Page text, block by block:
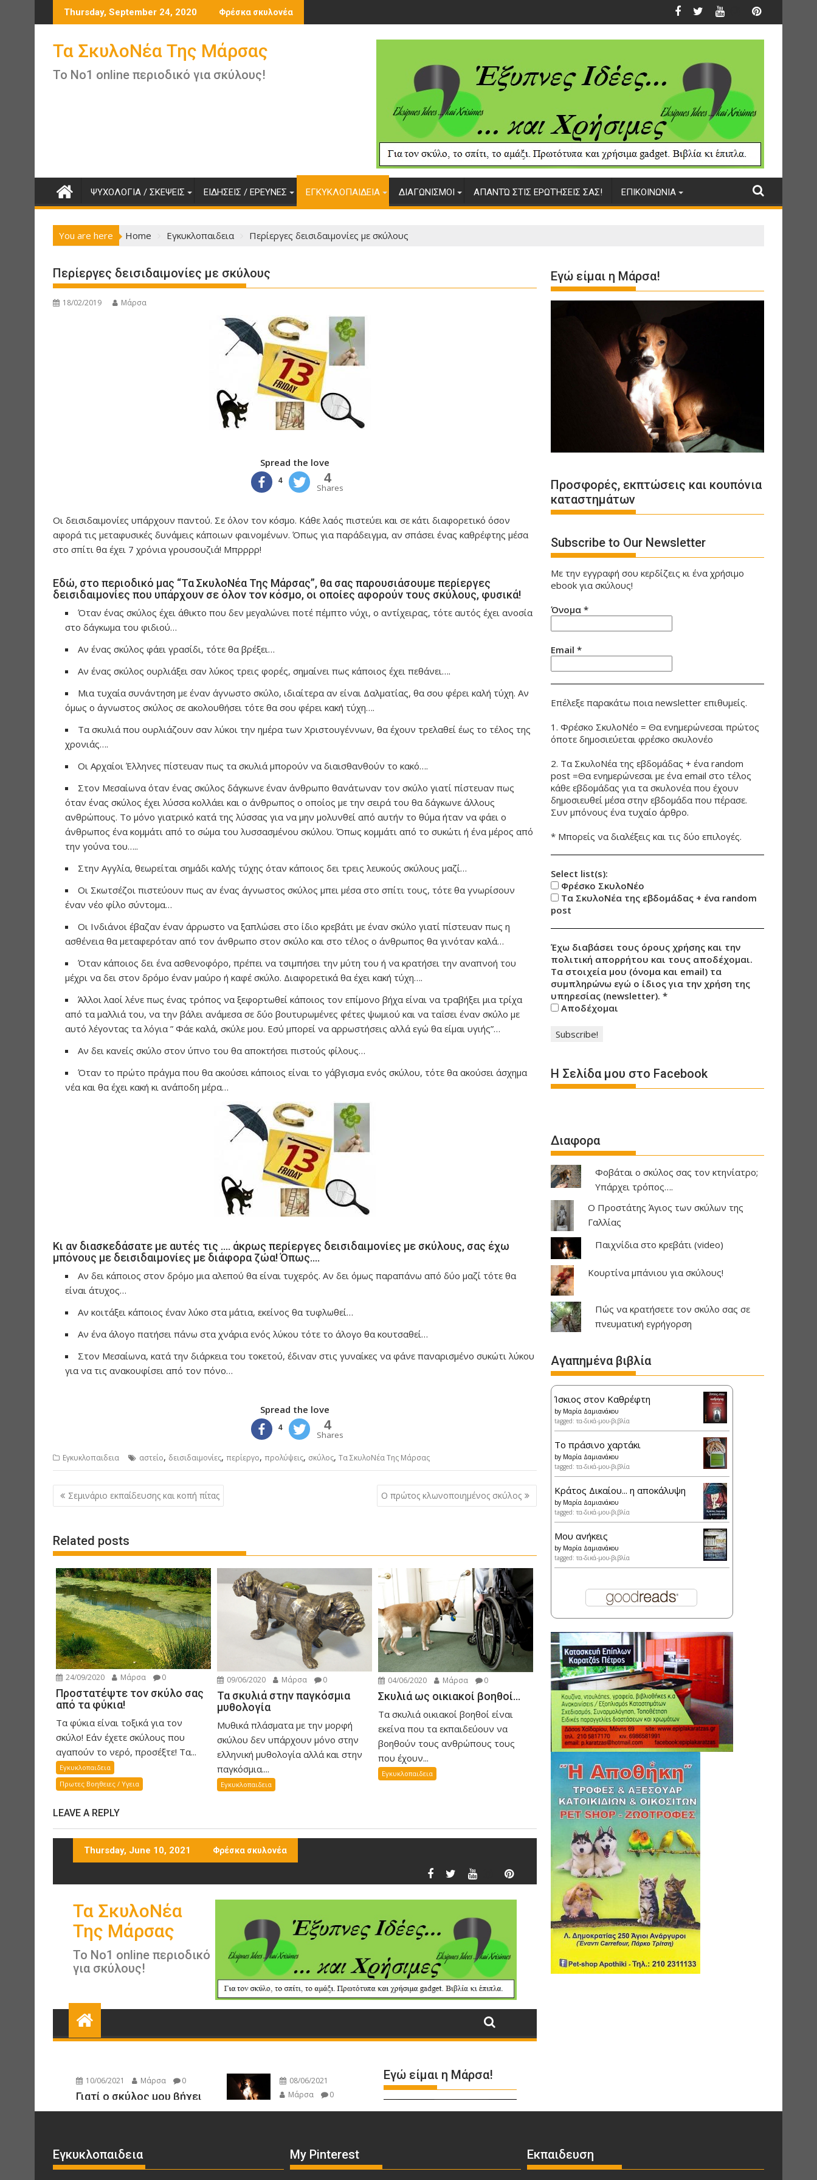
to
Thursday, September 24, 2020 Φρέσκα σκυλονέα
Τα ΣκυλοΝέα Της Μάρσας
Το Νο1 online περιοδικό για σκύλους!
ΨΥΧΟΛΟΓΙΑ / ΣΚΕΨΕΙΣ ΕΙΔΗΣΕΙΣ / ΕΡΕΥΝΕΣ ΕΓΚΥΚΛΟΠΑΙΔΕΙΑ ΔΙΑΓΩΝΙΣΜΟΙ ΑΠΑΝΤΏ ΣΤΙΣ ΕΡΩΤΉΣΕΙΣ ΣΑΣ! ΕΠΙΚΟΙΝΩΝΙΑ
You are here Home Εγκυκλοπαιδεια Περίεργες δεισιδαιμονίες με σκύλους
Περίεργες δεισιδαιμονίες με σκύλους
18/02/2019 Μάρσα
Spread the love
4 4
Shares
Οι δεισιδαιμονίες υπάρχουν παντού. Σε όλον τον κόσμο. Κάθε λαός πιστεύει και σε κάτι διαφορετικό όσον
αφορά τις μεταφυσικές δυνάμεις κάποιων φαινομένων. Όπως για παράδειγμα, αν σπάσει ένας καθρέφτης μέσα
στο σπίτι θα έχει 7 χρόνια γρουσουζιά! Μπρρρρ!
Εδώ, στο περιοδικό μας “Τα ΣκυλοΝέα Της Μάρσας”, θα σας παρουσιάσουμε περίεργες
δεισιδαιμονίες που υπάρχουν σε όλον τον κόσμο, οι οποίες αφορούν τους σκύλους, φυσικά!
Όταν ένας σκύλος έχει άθικτο που δεν μεγαλώνει ποτέ πέμπτο νύχι, ο αντίχειρας, τότε αυτός έχει ανοσία
στο δάγκωμα του φιδιού…
Αν ένας σκύλος φάει γρασίδι, τότε θα βρέξει…
Αν ένας σκύλος ουρλιάξει σαν λύκος τρεις φορές, σημαίνει πως κάποιος έχει πεθάνει….
Μια τυχαία συνάντηση με έναν άγνωστο σκύλο, ιδιαίτερα αν είναι Δαλματίας, θα σου φέρει καλή τύχη. Αν
όμως ο άγνωστος σκύλος σε ακολουθήσει τότε θα σου φέρει κακή τύχη….
Τα σκυλιά που ουρλιάζουν σαν λύκοι την ημέρα των Χριστουγέννων, θα έχουν τρελαθεί έως το τέλος της
χρονιάς….
Οι Αρχαίοι Έλληνες πίστευαν πως τα σκυλιά μπορούν να διαισθανθούν το κακό….
Στον Μεσαίωνα όταν ένας σκύλος δάγκωνε έναν άνθρωπο θανάτωναν τον σκύλο γιατί πίστευαν πως
όταν ένας σκύλος έχει λύσσα κολλάει και ο άνθρωπος ο οποίος με την σειρά του θα δάγκωνε άλλους
ανθρώπους. Το μόνο γιατρικό κατά της λύσσας για να μην μολυνθεί από αυτήν το θύμα ήταν να φάει ο
άνθρωπος ένα κομμάτι από το σώμα του λυσσασμένου σκύλου. Όπως κομμάτι από το συκώτι ή ένα μέρος από
την γούνα του…..
Στην Αγγλία, θεωρείται σημάδι καλής τύχης όταν κάποιος δει τρεις λευκούς σκύλους μαζί…
Οι Σκωτσέζοι πιστεύουν πως αν ένας άγνωστος σκύλος μπει μέσα στο σπίτι τους, τότε θα γνωρίσουν
έναν νέο φίλο σύντομα…
Οι Ινδιάνοι έβαζαν έναν άρρωστο να ξαπλώσει στο ίδιο κρεβάτι με έναν σκύλο γιατί πίστευαν πως η
ασθένεια θα μεταφερόταν από τον άνθρωπο στον σκύλο και στο τέλος ο άνθρωπος θα γινόταν καλά…
Όταν κάποιος δει ένα ασθενοφόρο, πρέπει να τσιμπήσει την μύτη του ή να κρατήσει την αναπνοή του
μέχρι να δει στον δρόμο έναν μαύρο ή καφέ σκύλο. Διαφορετικά θα έχει κακή τύχη….
Άλλοι λαοί λένε πως ένας τρόπος να ξεφορτωθεί κάποιος τον επίμονο βήχα είναι να τραβήξει μια τρίχα
από τα μαλλιά του, να την βάλει ανάμεσα σε δύο βουτυρωμένες φέτες ψωμιού και να ταΐσει έναν σκύλο με
αυτό λέγοντας τα λόγια ” Φάε καλά, σκύλε μου. Εσύ μπορεί να αρρωστήσεις αλλά εγώ θα είμαι υγιής”…
Αν δει κανείς σκύλο στον ύπνο του θα αποκτήσει πιστούς φίλους…
Όταν το πρώτο πράγμα που θα ακούσει κάποιος είναι το γάβγισμα ενός σκύλου, τότε θα ακούσει άσχημα
νέα και θα έχει κακή κι ανάποδη μέρα…
Κι αν διασκεδάσατε με αυτές τις …. άκρως περίεργες δεισιδαιμονίες με σκύλους, σας έχω
μπόνους με δεισιδαιμονίες με διάφορα ζώα! Όπως….
Αν δει κάποιος στον δρόμο μια αλεπού θα είναι τυχερός. Αν δει όμως παραπάνω από δύο μαζί τότε θα
είναι άτυχος…
Αν κοιτάξει κάποιος έναν λύκο στα μάτια, εκείνος θα τυφλωθεί…
Αν ένα άλογο πατήσει πάνω στα χνάρια ενός λύκου τότε το άλογο θα κουτσαθεί…
Στον Μεσαίωνα, κατά την διάρκεια του τοκετού, έδιναν στις γυναίκες να φάνε παναρισμένο συκώτι λύκου
για να τις ανακουφίσει από τον πόνο…
Spread the love
4 4
Shares
Εγκυκλοπαιδεια αστείο, δεισιδαιμονίες, περίεργο, προλύψεις, σκύλος, Τα ΣκυλοΝέα Της Μάρσας
Post
navigation
Σεμινάριο εκπαίδευσης και κοπή πίτας Ο πρώτος κλωνοποιημένος σκύλος
Related posts
24/09/2020 Μάρσα 0
Προστατέψτε τον σκύλο σας
από τα φύκια!
Τα φύκια είναι τοξικά για τον
σκύλο! Εάν έχετε σκύλους που
αγαπούν το νερό, προσέξτε! Τα...
Εγκυκλοπαιδεια
Πρωτες Βοηθειες / Υγεια
09/06/2020 Μάρσα 0
Τα σκυλιά στην παγκόσμια
μυθολογία
Μυθικά πλάσματα με την μορφή
σκύλου δεν υπάρχουν μόνο στην
ελληνική μυθολογία αλλά και στην
παγκόσμια....
Εγκυκλοπαιδεια
04/06/2020 Μάρσα 0
Σκυλιά ως οικιακοί βοηθοί…
Τα σκυλιά οικιακοί βοηθοί είναι
εκείνα που τα εκπαιδεύουν να
βοηθούν τους ανθρώπους τους
που έχουν...
Εγκυκλοπαιδεια
LEAVE A REPLY
Εγώ είμαι η Μάρσα!
Προσφορές, εκπτώσεις και κουπόνια
καταστημάτων
Subscribe to Our Newsletter
Με την εγγραφή σου κερδίζεις κι ένα χρήσιμο
ebook για σκύλους!
Όνομα *
Email *
Επέλεξε παρακάτω ποια newsletter επιθυμείς.
1. Φρέσκο ΣκυλοΝέο = Θα ενημερώνεσαι πρώτος
όποτε δημοσιεύεται φρέσκο σκυλονέο
2. Τα ΣκυλοΝέα της εβδομάδας + ένα random
post =Θα ενημερώνεσαι με ένα email στο τέλος
κάθε εβδομάδας για τα σκυλονέα που έχουν
δημοσιευθεί μέσα στην εβδομάδα που πέρασε.
Συν μπόνους ένα τυχαίο άρθρο.
* Μπορείς να διαλέξεις και τις δύο επιλογές.
Select list(s):
Φρέσκο ΣκυλοΝέο
Τα ΣκυλοΝέα της εβδομάδας + ένα random
post
Έχω διαβάσει τους όρους χρήσης και την
πολιτική απορρήτου και τους αποδέχομαι.
Τα στοιχεία μου (όνομα και email) τα
συμπληρώνω εγώ ο ίδιος για την χρήση της
υπηρεσίας (newsletter). *
Αποδέχομαι
Η Σελίδα μου στο Facebook
Διαφορα
Φοβάται ο σκύλος σας τον κτηνίατρο;
Υπάρχει τρόπος….
Ο Προστάτης Άγιος των σκύλων της
Γαλλίας
Παιχνίδια στο κρεβάτι (video)
Κουρτίνα μπάνιου για σκύλους!
Πώς να κρατήσετε τον σκύλο σας σε
πνευματική εγρήγορση
Αγαπημένα βιβλία
Ίσκιος στον Καθρέφτη
by Μαρία Δαμιανάκου
tagged: τα-δικά-μου-βιβλία
Το πράσινο χαρτάκι
by Μαρία Δαμιανάκου
tagged: τα-δικά-μου-βιβλία
Κράτος Δικαίου... η αποκάλυψη
by Μαρία Δαμιανάκου
tagged: τα-δικά-μου-βιβλία
Μου ανήκεις
by Μαρία Δαμιανάκου
tagged: τα-δικά-μου-βιβλία
Εγκυκλοπαιδεια My Pinterest Εκπαιδευση